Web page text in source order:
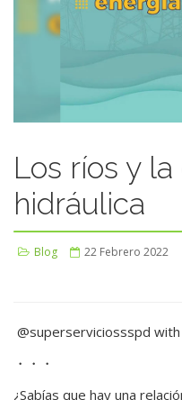
Los ríos y
hidráulica
Blog 22 Febrero 2022
@superserviciossspd
・・・
¿Sabías que hay una